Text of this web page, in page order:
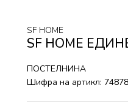
SF HOME
SF HOME
ПОСТЕЛНИНА
Шифра на артикл: